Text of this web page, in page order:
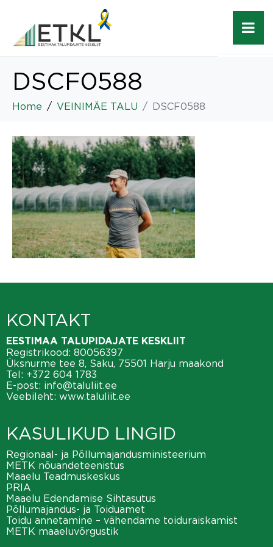
DSCF0588
Home VEINIMÄE TALU DSCF0588
KONTAKT
EESTIMAA TALUPIDAJATE KESKLIIT
Registrikood: 80056397
Üksnurme tee 8, Saku, 75501 Harju maakond
Tel: +372 604 1783
E-post: info@taluliit.ee
Veebileht: www.taluliit.ee
KASULIKUD LINGID
Regionaal- ja Põllumajandusministeerium
METK nõuandeteenistus
Maaelu Teadmuskeskus
PRIA
Maaelu Edendamise Sihtasutus
Põllumajandus- ja Toiduamet
Toidu annetamine – vähendame toiduraiskamist
METK maaeluvõrgustik